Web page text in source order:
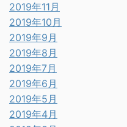
2019年11月
2019年10月
2019年9月
2019年8月
2019年7月
2019年6月
2019年5月
2019年4月